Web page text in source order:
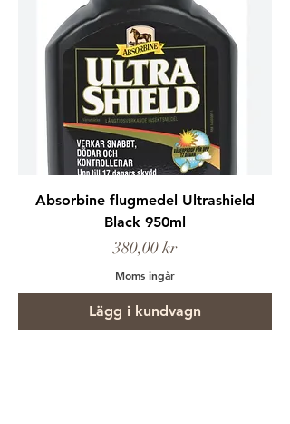
Absorbine flugmedel Ultrashield
Black 950ml
Pris
380,00 kr
Moms ingår
Lägg i kundvagn